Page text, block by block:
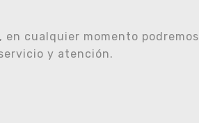
cualquier momento podremos
y atención.